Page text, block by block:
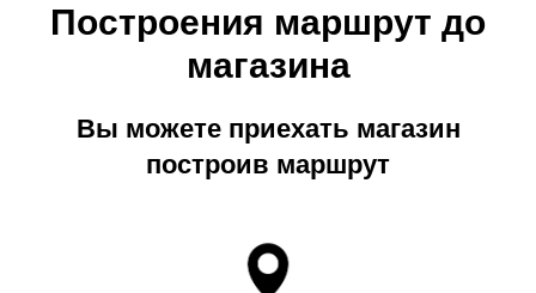
Построения маршрут до
магазина
Вы можете приехать магазин
построив маршрут